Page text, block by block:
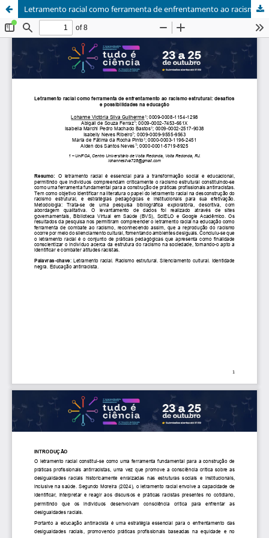
Letramento racial como ferramenta de enfrentamento ao racismo estrutural